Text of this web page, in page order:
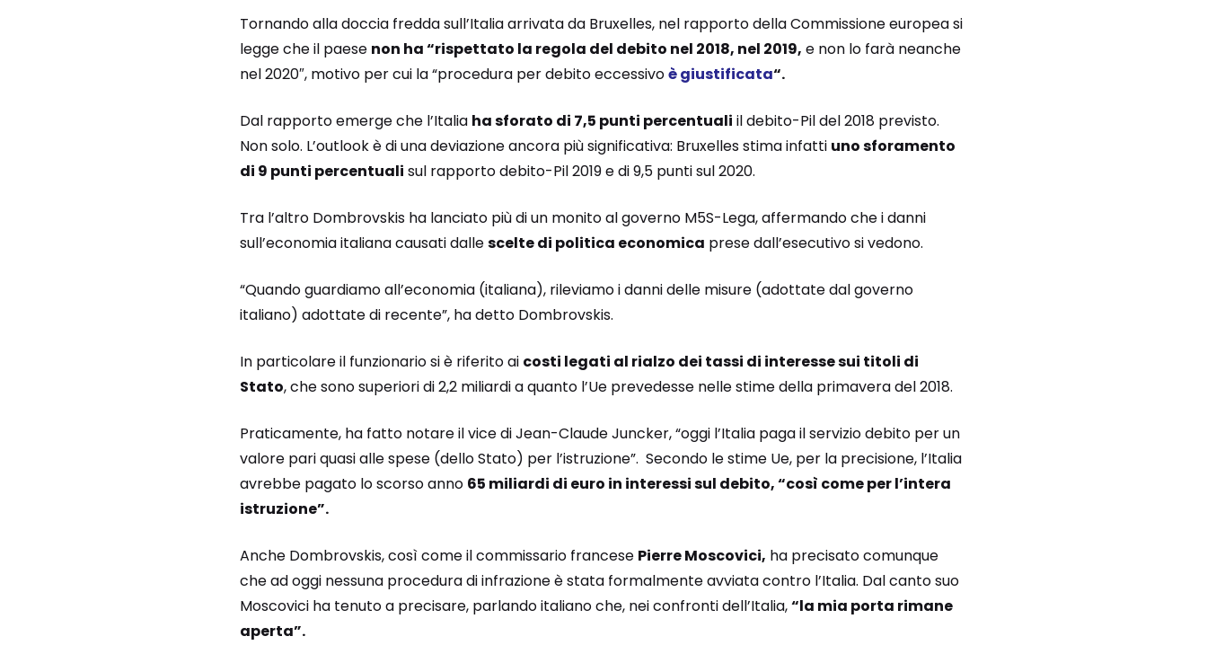
Tornando alla doccia fredda sull’Italia arrivata da Bruxelles, nel rapporto della Commissione europea si
legge che il paese non ha “rispettato la regola del debito nel 2018, nel 2019, e non lo farà neanche
nel 2020″, motivo per cui la “procedura per debito eccessivoè giustificata“.
Dal rapporto emerge che l’Italia ha sforato di 7,5 punti percentuali il debito-Pil del 2018 previsto.
Non solo. L’outlook è di una deviazione ancora più significativa: Bruxelles stima infatti uno sforamento
di 9 punti percentuali sul rapporto debito-Pil 2019 e di 9,5 punti sul 2020.
Tra l’altro Dombrovskis ha lanciato più di un monito al governo M5S-Lega, affermando che i danni
sull’economia italiana causati dallescelte di politica economica prese dall’esecutivo si vedono.
“Quando guardiamo all’economia (italiana), rileviamo i danni delle misure (adottate dal governo
italiano) adottate di recente”, ha detto Dombrovskis.
In particolare il funzionario si è riferito ai costi legati al rialzo dei tassi di interesse sui titoli di
Stato, che sono superiori di 2,2 miliardi a quanto l’Ue prevedesse nelle stime della primavera del 2018.
Praticamente, ha fatto notare il vice di Jean-Claude Juncker, “oggi l’Italia paga il servizio debito per un
valore pari quasi alle spese (dello Stato) per l’istruzione”. Secondo le stime Ue, per la precisione, l’Italia
avrebbe pagato lo scorso anno 65 miliardi di euro in interessi sul debito, “così come per l’intera
istruzione”.
Anche Dombrovskis, così come il commissario francese Pierre Moscovici, ha precisato comunque
che ad oggi nessuna procedura di infrazione è stata formalmente avviata contro l’Italia. Dal canto suo
Moscovici ha tenuto a precisare, parlando italiano che, nei confronti dell’Italia,“la mia porta rimane
aperta”.